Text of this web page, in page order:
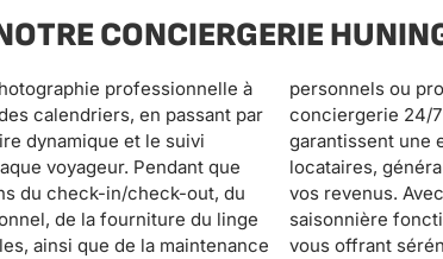
CONCIERGERIE